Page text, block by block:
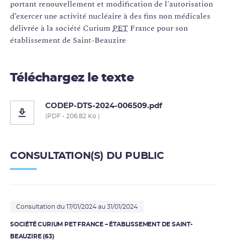
portant renouvellement et modification de l'autorisation
d’exercer une activité nucléaire à des fins non médicales
délivrée à la société Curium PET France pour son
établissement de Saint-Beauzire
Téléchargez le texte
CODEP-DTS-2024-006509.pdf
(PDF - 206.82 Ko )
CONSULTATION(S) DU PUBLIC
Consultation du 17/01/2024 au 31/01/2024
SOCIÉTÉ CURIUM PET FRANCE – ÉTABLISSEMENT DE SAINT-
BEAUZIRE (63)